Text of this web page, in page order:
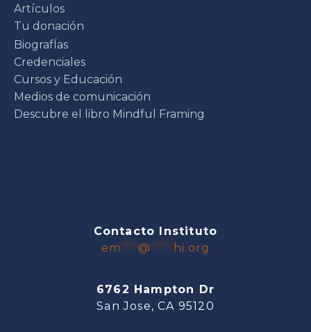
Artículos
Tu donación
BiografÍas
Credenciales
Cursos y Educación
Medios de comunicación
Descubre el libro Mindful Framing
Contacto Instituto
em
@ hi.org
6762 Hampton Dr
San Jose, CA 95120